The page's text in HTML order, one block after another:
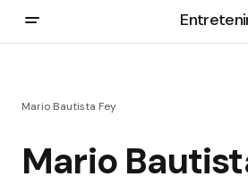
Mario Bautista Fey
Mario